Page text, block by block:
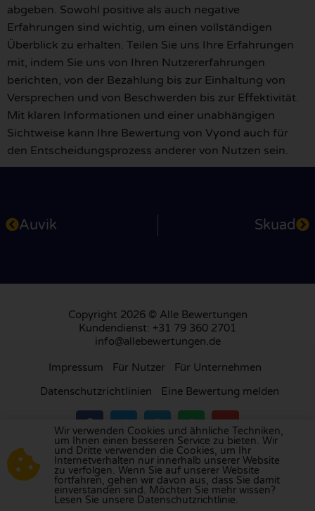
abgeben. Sowohl positive als auch negative
Erfahrungen sind wichtig, um einen vollständigen
Überblick zu erhalten. Teilen Sie uns Ihre Erfahrungen
mit, indem Sie uns von Ihren Nutzererfahrungen
berichten, von der Bezahlung bis zur Einhaltung von
Versprechen und von Beschwerden bis zur Effektivität.
Mit klaren Informationen und einer unabhängigen
Sichtweise kann Ihre Bewertung von Vyond auch für
den Entscheidungsprozess anderer von Nutzen sein.
Auvik Skuad
Copyright 2026 © Alle Bewertungen
Kundendienst: +31 79 360 2701
info@allebewertungen.de
Impressum Für Nutzer
Für Unternehmen
Datenschutzrichtlinien
Eine Bewertung melden
Besuchen Sie unsere Bewertungsplattform in
Großbritannien,Frankreich, denNiederlanden
Belgien,Spanien, Italien,Portugal, Polen,
Dänemark , FinnlandundSchweden.
Wir verwenden Cookies und ähnliche Techniken,
um Ihnen einen besseren Service zu bieten. Wir
und Dritte verwenden die Cookies, um Ihr
Internetverhalten nur innerhalb unserer Website
zu verfolgen. Wenn Sie auf unserer Website
fortfahren, gehen wir davon aus, dass Sie damit
einverstanden sind. Möchten Sie mehr wissen?
Lesen Sie unsere Datenschutzrichtlinie.